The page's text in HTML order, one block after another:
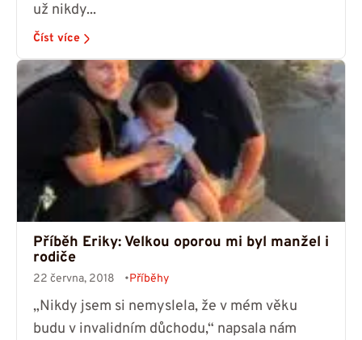
už nikdy...
Číst více
Příběh Eriky: Velkou oporou mi byl manžel i
rodiče
22 června, 2018 Příběhy
„Nikdy jsem si nemyslela, že v mém věku
budu v invalidním důchodu,“ napsala nám